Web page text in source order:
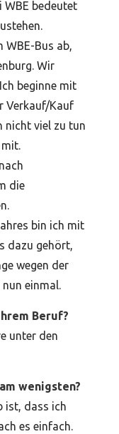
bedeutet
WBE-Bus ab,
Wir
beginne mit
Verkauf/Kauf
nicht viel zu tun
mit.
die
bin ich mit
dazu gehört,
wegen der
einmal.
Beruf?
unter den
wenigsten?
ist, dass ich
es einfach.